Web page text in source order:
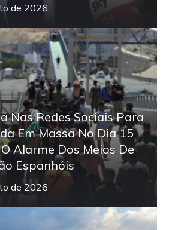
de 2026
Nas Redes Sociais Para
Em Massa No Dia 15
Alarme Dos Meios De
Espanhóis
de 2026